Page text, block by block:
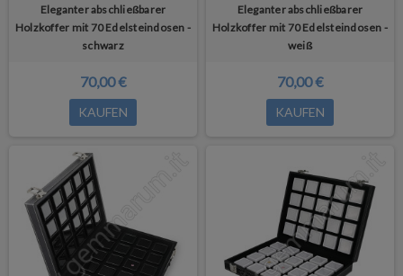
Eleganter abschließbarer
Holzkoffer mit 70 Edelsteindosen -
schwarz
70,00 €
KAUFEN
Eleganter abschließbarer
Holzkoffer mit 70 Edelsteindosen -
weiß
70,00 €
KAUFEN